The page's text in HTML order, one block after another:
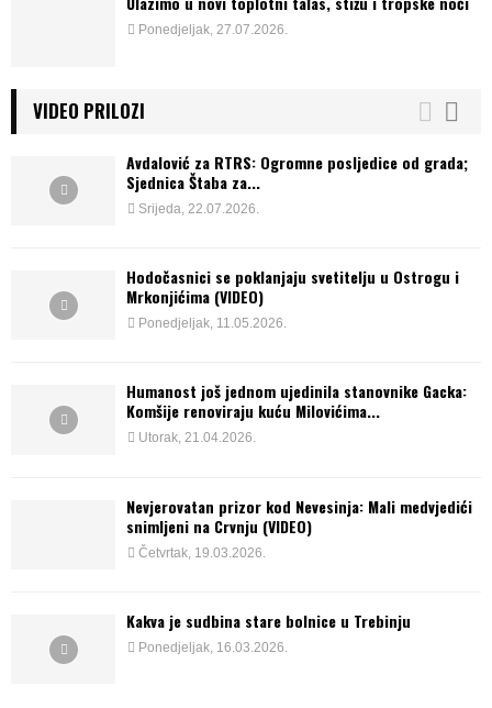
Ponedjeljak, 27.07.2026.
VIDEO PRILOZI
Avdalović za RTRS: Ogromne posljedice od grada;
Sjednica Štaba za...
Srijeda, 22.07.2026.
Hodočasnici se poklanjaju svetitelju u Ostrogu i
Mrkonjićima (VIDEO)
Ponedjeljak, 11.05.2026.
Humanost još jednom ujedinila stanovnike Gacka:
Komšije renoviraju kuću Milovićima...
Utorak, 21.04.2026.
Nevjerovatan prizor kod Nevesinja: Mali medvjedići
snimljeni na Crvnju (VIDEO)
Četvrtak, 19.03.2026.
Kakva je sudbina stare bolnice u Trebinju
Ponedjeljak, 16.03.2026.